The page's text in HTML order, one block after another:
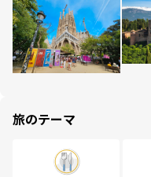
旅のテーマ